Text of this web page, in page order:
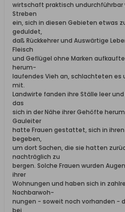
wirtschaft praktisch undurchführbar
Streben
ein, sich in diesen Gebieten etwas
geduldet,
daß Rückkehrer und Auswärtige
Fleisch
und Geflügel ohne Marken
herum-
laufendes Vieh an, schlachteten es
mit.
Landwirte fanden ihre Ställe leer
das
sich in der Nähe ihrer Gehöfte
Gauleiter
hatte Frauen gestattet, sich in
begeben,
um dort Sachen, die sie hatten
nachträglich zu
bergen. Solche Frauen wurden
ihrer
Wohnungen und haben sich in
Nachbarwoh-
nungen - soweit noch vorhanden -
bei